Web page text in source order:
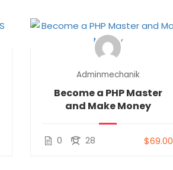
Adminmechanik
Become a PHP Master
and Make Money
0 28 $69.00